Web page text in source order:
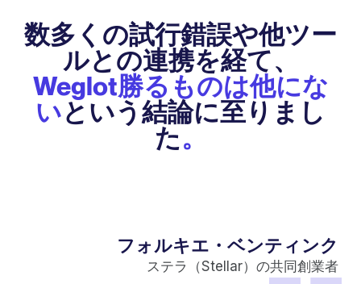
数多くの試行錯誤や他ツー
ルとの連携を経て、
Weglot勝るものは他にな
いという結論に至りまし
た。
フォルキエ・ベンティンク
ステラ（Stellar）の共同創業者